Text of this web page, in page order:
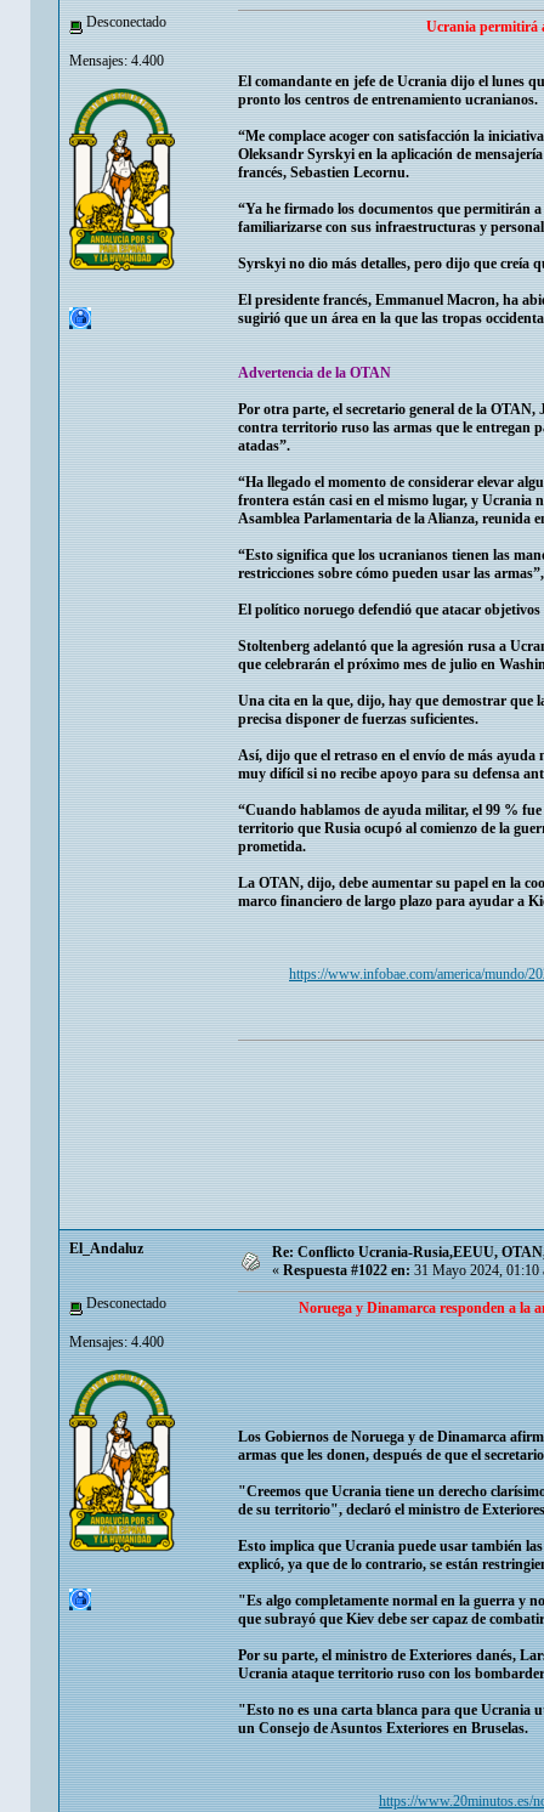
Desconectado
Mensajes: 4.400
Ucrania permitirá
El comandante en jefe de Ucrania dijo el lunes
pronto los centros de entrenamiento ucranianos.
“Me complace acoger con satisfacción la
Oleksandr Syrskyi en la aplicación de
francés, Sebastien Lecornu.
“Ya he firmado los documentos que permitirán
familiarizarse con sus infraestructuras y
Syrskyi no dio más detalles, pero dijo que creía
El presidente francés, Emmanuel Macron, ha
sugirió que un área en la que las tropas
Advertencia de la OTAN
Por otra parte, el secretario general de la OTAN,
contra territorio ruso las armas que le entregan
atadas”.
“Ha llegado el momento de considerar elevar
frontera están casi en el mismo lugar, y Ucrania
Asamblea Parlamentaria de la Alianza, reunida
“Esto significa que los ucranianos tienen las
restricciones sobre cómo pueden usar las
El político noruego defendió que atacar
Stoltenberg adelantó que la agresión rusa a
que celebrarán el próximo mes de julio en
Una cita en la que, dijo, hay que demostrar que
precisa disponer de fuerzas suficientes.
Así, dijo que el retraso en el envío de más
muy difícil si no recibe apoyo para su defensa
“Cuando hablamos de ayuda militar, el 99 %
territorio que Rusia ocupó al comienzo de la
prometida.
La OTAN, dijo, debe aumentar su papel en la
marco financiero de largo plazo para ayudar a
https://www.infobae.com/america/mundo/
El_Andaluz
Desconectado
Mensajes: 4.400
Re: Conflicto Ucrania-Rusia,EEUU,
«Respuesta #1022 en:31 Mayo 2024, 01:10
Noruega y Dinamarca responden a la
Los Gobiernos de Noruega y de Dinamarca
armas que les donen, después de que el
"Creemos que Ucrania tiene un derecho
de su territorio", declaró el ministro de
Esto implica que Ucrania puede usar también
explicó, ya que de lo contrario, se están
"Es algo completamente normal en la guerra y
que subrayó que Kiev debe ser capaz de
Por su parte, el ministro de Exteriores danés,
Ucrania ataque territorio ruso con los
"Esto no es una carta blanca para que Ucrania
un Consejo de Asuntos Exteriores en Bruselas.
https://www.20minutos.es/